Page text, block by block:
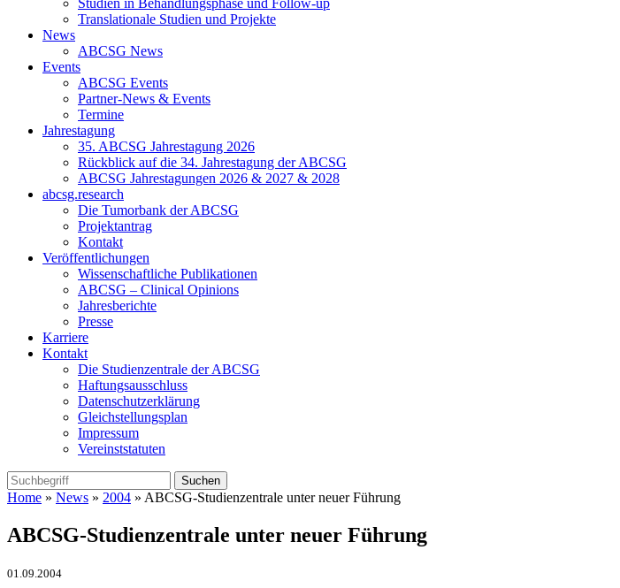
Translationale Studien und Projekte
News
ABCSG News
Events
ABCSG Events
Partner-News & Events
Termine
Jahrestagung
35. ABCSG Jahrestagung 2026
Rückblick auf die 34. Jahrestagung der ABCSG
ABCSG Jahrestagungen 2026 & 2027 & 2028
abcsg.research
Die Tumorbank der ABCSG
Projektantrag
Kontakt
Veröffentlichungen
Wissenschaftliche Publikationen
ABCSG – Clinical Opinions
Jahresberichte
Presse
Karriere
Kontakt
Die Studienzentrale der ABCSG
Haftungsausschluss
Datenschutzerklärung
Gleichstellungsplan
Impressum
Vereinststatuten
Home » News » 2004 » ABCSG-Studienzentrale unter neuer Führung
ABCSG-Studienzentrale unter neuer Führung
01.09.2004